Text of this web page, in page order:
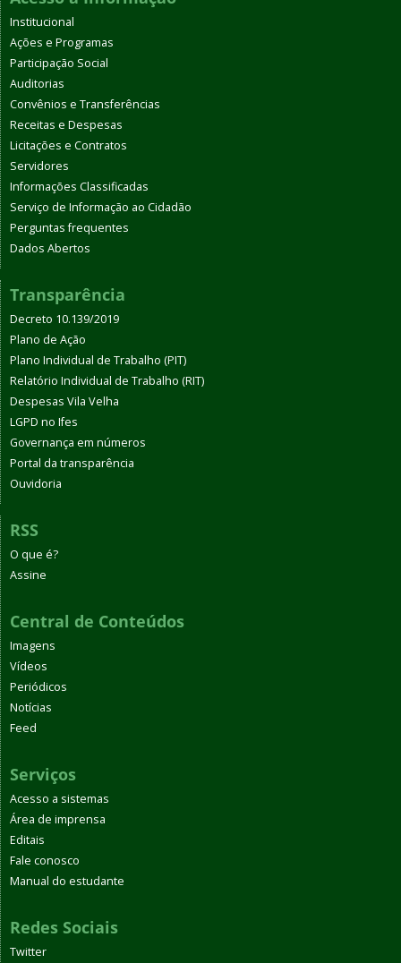
Institucional
Ações e Programas
Participação Social
Auditorias
Convênios e Transferências
Receitas e Despesas
Licitações e Contratos
Servidores
Informações Classificadas
Serviço de Informação ao Cidadão
Perguntas frequentes
Dados Abertos
Transparência
Decreto 10.139/2019
Plano de Ação
Plano Individual de Trabalho (PIT)
Relatório Individual de Trabalho (RIT)
Despesas Vila Velha
LGPD no Ifes
Governança em números
Portal da transparência
Ouvidoria
RSS
O que é?
Assine
Central de Conteúdos
Imagens
Vídeos
Periódicos
Notícias
Feed
Serviços
Acesso a sistemas
Área de imprensa
Editais
Fale conosco
Manual do estudante
Redes Sociais
Twitter